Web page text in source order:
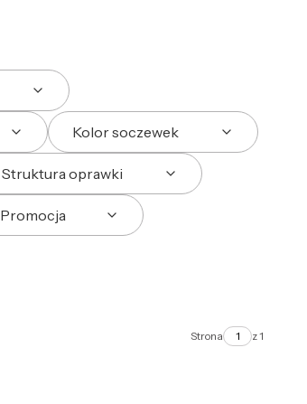
Kolor soczewek
Struktura oprawki
Promocja
Strona z 1